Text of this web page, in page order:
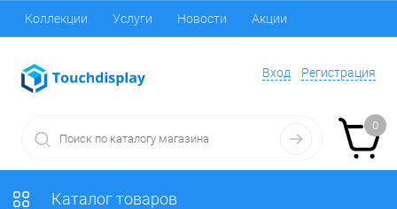
Коллекции Услуги Новости Акции
Вход Регистрация
0
Каталог товаров